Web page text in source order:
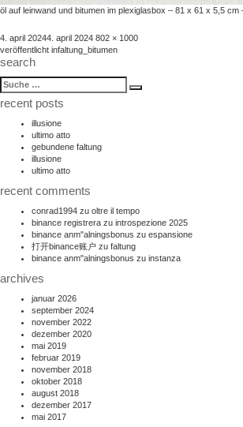
öl auf leinwand und bitumen im plexiglasbox – 81 x 61 x 5,5 cm
veröffentlicht
am
4. april 20244. april 2024 volle
größe
802 × 1000
beitragsnavigation
veröffentlicht infaltung_bitumen
search
suche
nach:
Suche
recent posts
illusione
ultimo atto
gebundene faltung
illusione
ultimo atto
recent comments
conrad1994 zu oltre il tempo
binance registrera zu introspezione 2025
binance anm"alningsbonus zu espansione
打开binance账户 zu faltung
binance anm"alningsbonus zu instanza
archives
januar 2026
september 2024
november 2022
dezember 2020
mai 2019
februar 2019
november 2018
oktober 2018
august 2018
dezember 2017
mai 2017